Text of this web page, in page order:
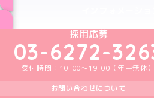
めいどりーみん
めいどりーみ
めいどり
め
採用応募
03-6272-
受付時間：10:00～19:00（年中無休）
お問い合わせについて